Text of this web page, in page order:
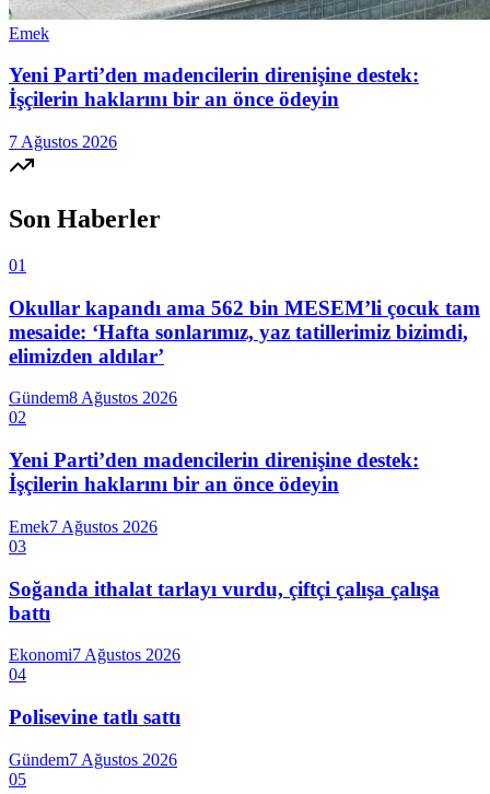
Emek
Yeni Parti’den madencilerin direnişine destek:
İşçilerin haklarını bir an önce ödeyin
7 Ağustos 2026
Son Haberler
01
Okullar kapandı ama 562 bin MESEM’li çocuk tam
mesaide: ‘Hafta sonlarımız, yaz tatillerimiz bizimdi,
elimizden aldılar’
Gündem8 Ağustos 2026
02
Yeni Parti’den madencilerin direnişine destek:
İşçilerin haklarını bir an önce ödeyin
Emek7 Ağustos 2026
03
Soğanda ithalat tarlayı vurdu, çiftçi çalışa çalışa
battı
Ekonomi7 Ağustos 2026
04
Polisevine tatlı sattı
Gündem7 Ağustos 2026
05